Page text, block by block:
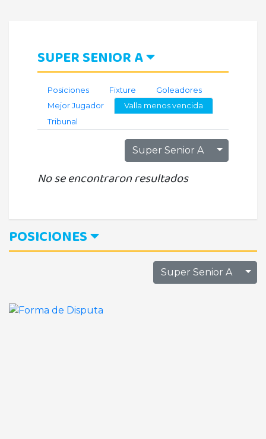
SUPER SENIOR A
Posiciones Fixture
Goleadores
Mejor Jugador
Valla menos vencida
Tribunal
Super Senior A Toggle
No se encontraron resultados
POSICIONES
Super Senior A